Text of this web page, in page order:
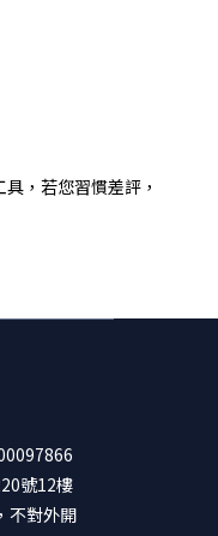
，若您習慣差評，
號12樓
不對外開